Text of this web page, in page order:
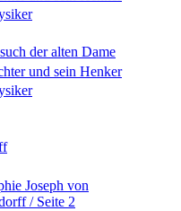
der alten Dame
und sein Henker
Joseph von
/ Seite 2